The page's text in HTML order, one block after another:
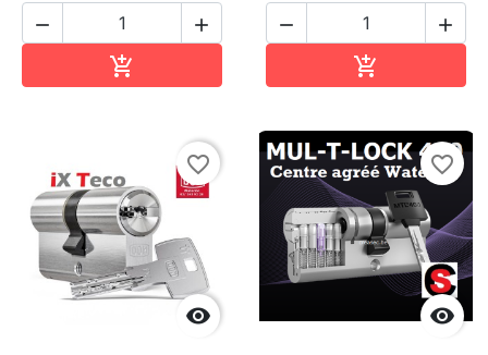
 

 


favorite_border

favorite_border